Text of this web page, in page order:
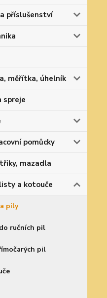
příslušenství
měřítka, úhelník
spreje
pomůcky
mazadla
a kotouče
pily
ručních pil
pil